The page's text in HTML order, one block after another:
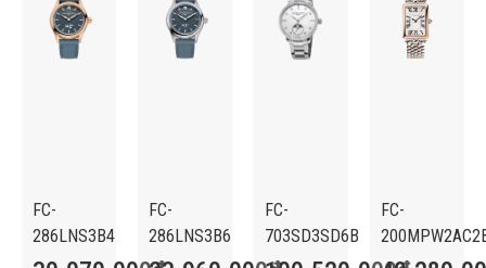
FC-
286LNS3B4
FC-
286LNS3B6
FC-
703SD3SD6B
FC-